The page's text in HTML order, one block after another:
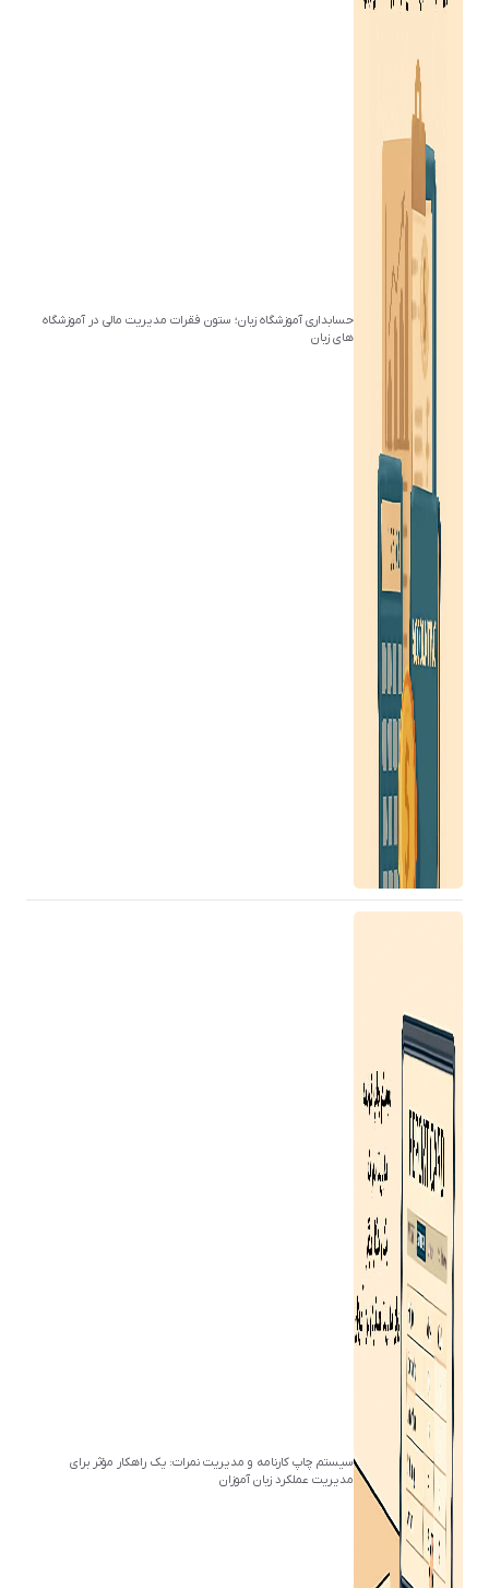
حسابداری آموزشگاه زبان؛ ستون فقرات مدیریت مالی در آموزشگاه
های زبان
سیستم چاپ کارنامه و مدیریت نمرات: یک راهکار مؤثر برای
مدیریت عملکرد زبان آموزان